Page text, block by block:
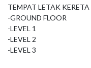
TEMPAT LETAK KERETA
-GROUND FLOOR
-LEVEL 1
-LEVEL 2
-LEVEL 3